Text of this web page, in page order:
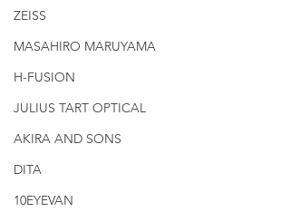
ZEISS
MASAHIRO MARUYAMA
H-FUSION
JULIUS TART OPTICAL
AKIRA AND SONS
DITA
10EYEVAN